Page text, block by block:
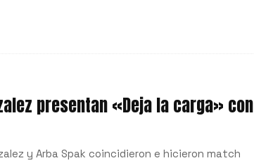
presentan «Deja la carga» con
y Arba Spak coincidieron e hicieron match